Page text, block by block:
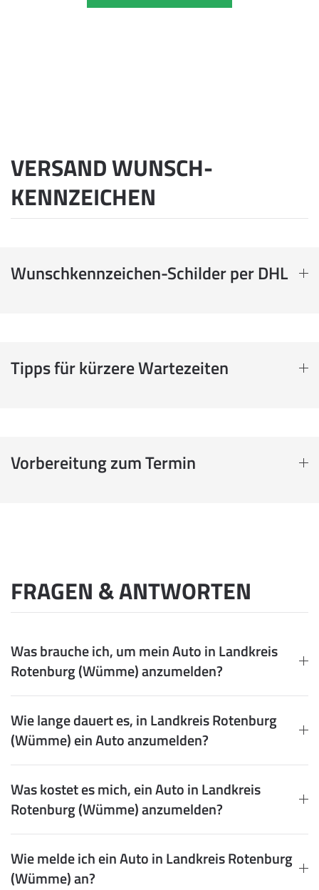
VERSAND WUNSCH­
KENNZEICHEN
Wunschkennzeichen-Schilder per DHL
Tipps für kürzere Wartezeiten
Vorbereitung zum Termin
FRAGEN & ANTWORTEN
Was brauche ich, um mein Auto in Landkreis
Rotenburg (Wümme) anzumelden?
Wie lange dauert es, in Landkreis Rotenburg
(Wümme) ein Auto anzumelden?
Was kostet es mich, ein Auto in Landkreis
Rotenburg (Wümme) anzumelden?
Wie melde ich ein Auto in Landkreis Rotenburg
(Wümme) an?